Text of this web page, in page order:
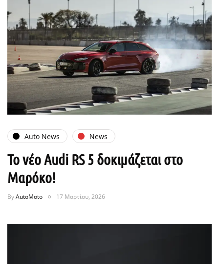
Auto News News
Το νέο Audi RS 5 δοκιμάζεται στο
Μαρόκο!
ByAutoMoto 17 Μαρτίου, 2026